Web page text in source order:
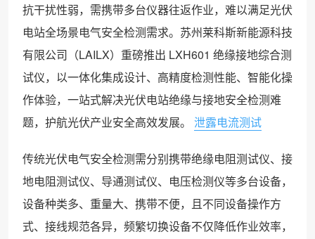
抗干扰性弱，需携带多台仪器往返作业，难以满足光伏
电站全场景电气安全检测需求。苏州莱科斯新能源科技
有限公司（LAILX）重磅推出 LXH601 绝缘接地综合测
试仪，以一体化集成设计、高精度检测性能、智能化操
作体验，一站式解决光伏电站绝缘与接地安全检测难
题，护航光伏产业安全高效发展。
泄露电流测试
传统光伏电气安全检测需分别携带绝缘电阻测试仪、接
地电阻测试仪、导通测试仪、电压检测仪等多台设备，
设备种类多、重量大、携带不便，且不同设备操作方
式、接线规范各异，频繁切换设备不仅降低作业效率，